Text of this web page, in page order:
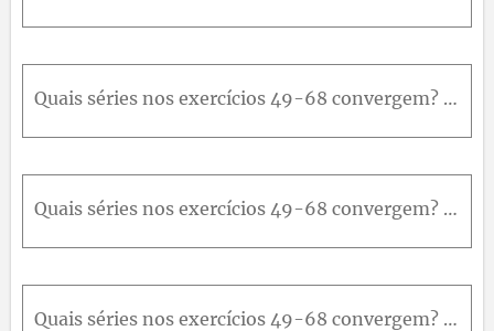
Quais séries nos exercícios 49-68 convergem? E quais divergem? Justifique suas respostas. Se a série converge, calcule sua soma. ∑ n = 0 ∞ - 1 n
Quais séries nos exercícios 49-68 convergem? E quais divergem? Justifique suas respostas. Se a série converge, calcule sua soma. ∑ n = 0 ∞ e - 2 n
Quais séries nos exercícios 49-68 convergem? E quais divergem? Justifique suas respostas. Se a série converge, calcule sua soma. ∑ n = 1 ∞ l n 1 3 n